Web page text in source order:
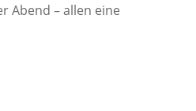
Abend – allen eine